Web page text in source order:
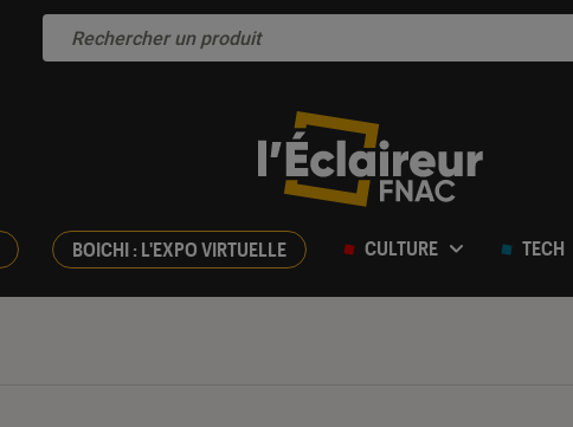
BOICHI : L'EXPO VIRTUELLE CULTURE TECH